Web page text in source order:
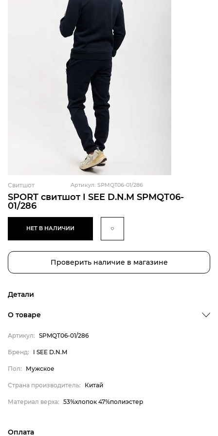
SPORT свитшот I SEE D.N.M SPMQT06-
01/286
Свитшот Артикул: SPMQT06-01/286
НЕТ В НАЛИЧИИ
Проверить наличие в магазине
Детали
О товаре
Артикул: SPMQT06-01/286
Бренд: I SEE D.N.M
Пол: Мужское
Страна производитель: Китай
Материал верха: 53%хлопок 47%полиэстер
Оплата